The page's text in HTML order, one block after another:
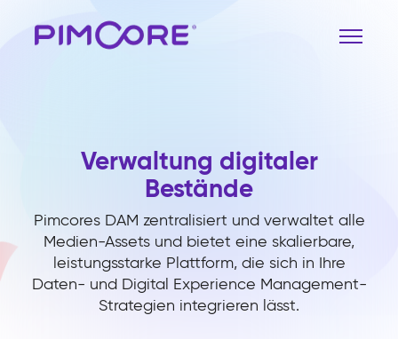
Verwaltung digitaler
Bestände
Pimcores DAM zentralisiert und verwaltet alle
Medien-Assets und bietet eine skalierbare,
leistungsstarke Plattform, die sich in Ihre
Daten- und Digital Experience Management-
Strategien integrieren lässt.